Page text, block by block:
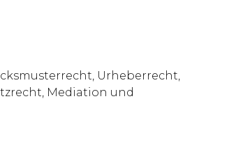
Urheberrecht,
Mediation und